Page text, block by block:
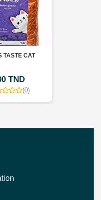
TASTE CAT
TND
(0)